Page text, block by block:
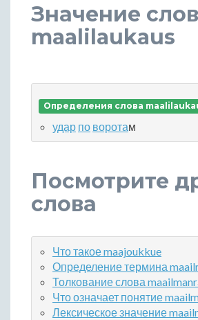
Значение
maalilaukaus
Определения слова
удар по воротам
Посмотрите
слова
Что такое maajoukkue
Определение термина
Толкование слова
Что означает понятие
Лексическое значение